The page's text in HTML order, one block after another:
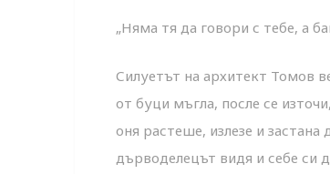
„Няма тя да говори с тебе, а
Силуетът на архитект Томов
от буци мъгла, после се
оня растеше, излезе и
дърводелецът видя и себе си